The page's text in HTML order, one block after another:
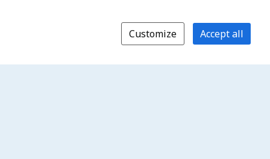
Customize Accept all